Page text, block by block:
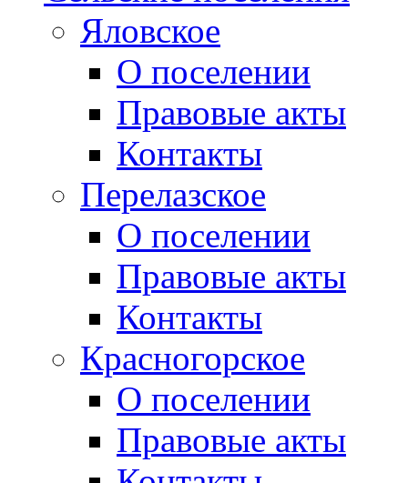
Яловское
О поселении
Правовые акты
Контакты
Перелазское
О поселении
Правовые акты
Контакты
Красногорское
О поселении
Правовые акты